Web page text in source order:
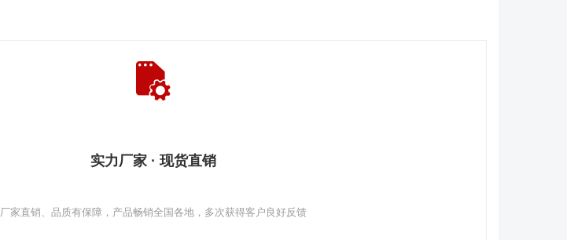
实力厂家 · 现货直销
厂家直销、品质有保障，产品畅销全国各地，多次获得客户良好反馈